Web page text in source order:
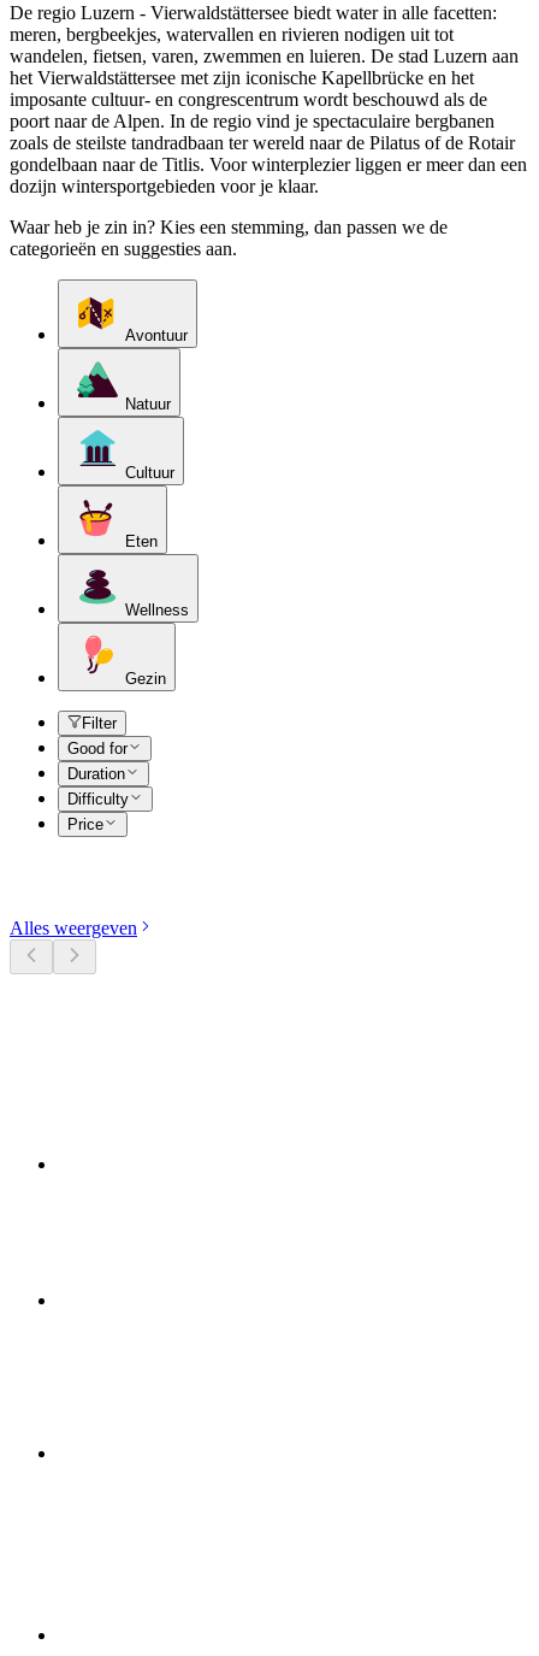
De regio Luzern - Vierwaldstättersee biedt water in alle facetten:
meren, bergbeekjes, watervallen en rivieren nodigen uit tot
wandelen, fietsen, varen, zwemmen en luieren. De stad Luzern aan
het Vierwaldstättersee met zijn iconische Kapellbrücke en het
imposante cultuur- en congrescentrum wordt beschouwd als de
poort naar de Alpen. In de regio vind je spectaculaire bergbanen
zoals de steilste tandradbaan ter wereld naar de Pilatus of de Rotair
gondelbaan naar de Titlis. Voor winterplezier liggen er meer dan een
dozijn wintersportgebieden voor je klaar.
Waar heb je zin in? Kies een stemming, dan passen we de
categorieën en suggesties aan.
Avontuur
Natuur
Cultuur
Eten
Wellness
Gezin
Filter
Good for
Duration
Difficulty
Price
Alles weergeven